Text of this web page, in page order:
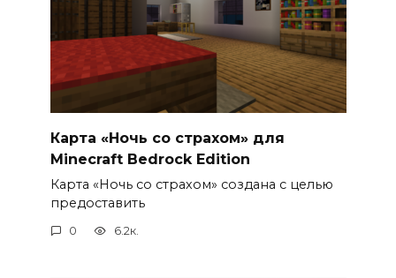
Карта «Ночь со страхом» для
Minecraft Bedrock Edition
Карта «Ночь со страхом» создана с целью
предоставить
0 6.2к.